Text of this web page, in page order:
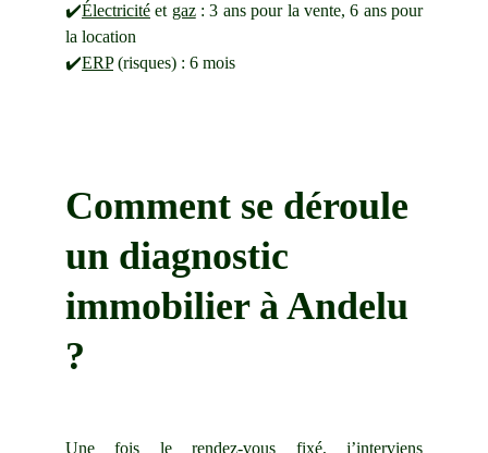
✔️Électricité et gaz: 3 ans pour la vente, 6 ans pour
la location
✔️ERP(risques) : 6 mois
Comment se déroule
un diagnostic
immobilier à Andelu
?
Une fois le rendez-vous fixé, j’interviens